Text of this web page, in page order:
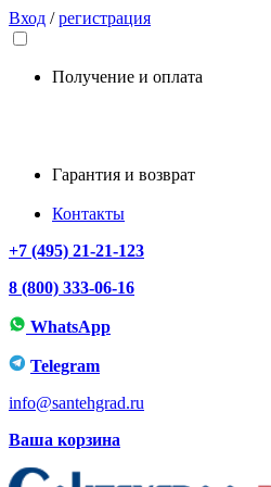
Вход /регистрация
Получение и оплата
Гарантия и возврат
Контакты
+7 (495) 21-21-123
8 (800) 333-06-16
WhatsApp
Telegram
info@santehgrad.ru
Ваша корзина